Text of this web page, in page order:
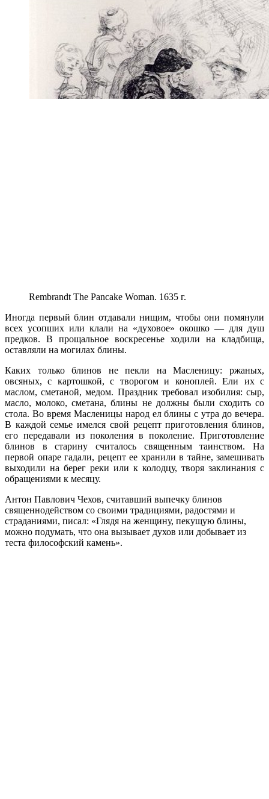
Rembrandt The Pancake Woman. 1635 г.
Иногда первый блин отдавали нищим, чтобы они помянули
всех усопших или клали на «духовое» окошко — для душ
предков. В прощальное воскресенье ходили на кладбища,
оставляли на могилах блины.
Каких только блинов не пекли на Масленицу: ржаных,
овсяных, с картошкой, с творогом и коноплей. Ели их с
маслом, сметаной, медом. Праздник требовал изобилия: сыр,
масло, молоко, сметана, блины не должны были сходить со
стола. Во время Масленицы народ ел блины с утра до вечера.
В каждой семье имелся свой рецепт приготовления блинов,
его передавали из поколения в поколение. Приготовление
блинов в старину считалось священным таинством. На
первой опаре гадали, рецепт ее хранили в тайне, замешивать
выходили на берег реки или к колодцу, творя заклинания с
обращениями к месяцу.
Антон Павлович Чехов, считавший выпечку блинов
священнодейством со своими традициями, радостями и
страданиями, писал: «Глядя на женщину, пекущую блины,
можно подумать, что она вызывает духов или добывает из
теста философский камень».